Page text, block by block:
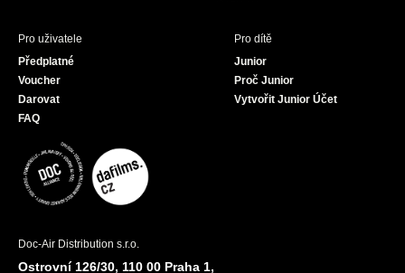
Pro uživatele
Předplatné
Voucher
Darovat
FAQ
Pro dítě
Junior
Proč Junior
Vytvořit Junior Účet
Doc-Air Distribution s.r.o.
Ostrovní 126/30, 110 00 Praha 1,